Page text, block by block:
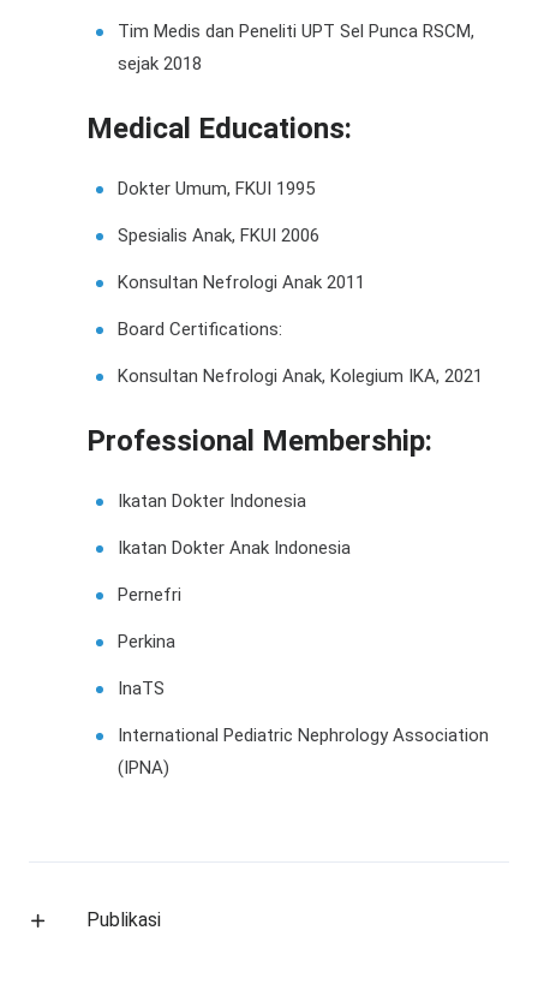
Tim Medis dan Peneliti UPT Sel Punca RSCM,
sejak 2018
Medical Educations:
Dokter Umum, FKUI 1995
Spesialis Anak, FKUI 2006
Konsultan Nefrologi Anak 2011
Board Certifications:
Konsultan Nefrologi Anak, Kolegium IKA, 2021
Professional Membership:
Ikatan Dokter Indonesia
Ikatan Dokter Anak Indonesia
Pernefri
Perkina
InaTS
International Pediatric Nephrology Association
(IPNA)
Publikasi